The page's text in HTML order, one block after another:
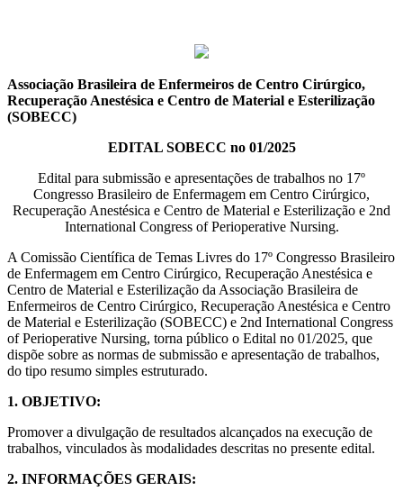
Associação Brasileira de Enfermeiros de Centro Cirúrgico,
Recuperação Anestésica e Centro de Material e Esterilização
(SOBECC)
EDITAL SOBECC no 01/2025
Edital para submissão e apresentações de trabalhos no 17º
Congresso Brasileiro de Enfermagem em Centro Cirúrgico,
Recuperação Anestésica e Centro de Material e Esterilização e 2nd
International Congress of Perioperative Nursing.
A Comissão Científica de Temas Livres do 17º Congresso Brasileiro
de Enfermagem em Centro Cirúrgico, Recuperação Anestésica e
Centro de Material e Esterilização da Associação Brasileira de
Enfermeiros de Centro Cirúrgico, Recuperação Anestésica e Centro
de Material e Esterilização (SOBECC) e 2nd International Congress
of Perioperative Nursing, torna público o Edital no 01/2025, que
dispõe sobre as normas de submissão e apresentação de trabalhos,
do tipo resumo simples estruturado.
1. OBJETIVO:
Promover a divulgação de resultados alcançados na execução de
trabalhos, vinculados às modalidades descritas no presente edital.
2. INFORMAÇÕES GERAIS: